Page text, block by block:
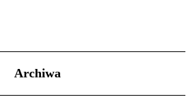
Archiwa